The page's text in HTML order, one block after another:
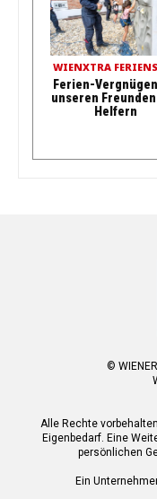
WIENXTRA
Ferien-
unseren Freunden
Helfern
©
Alle Rechte
Eigenbedarf. Eine
persönlichen
Ein